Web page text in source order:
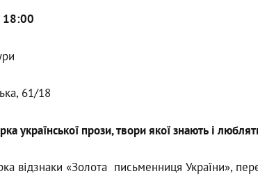
18:00
61/18
української прози, твори якої знають і
відзнаки «Золота письменниця України»,